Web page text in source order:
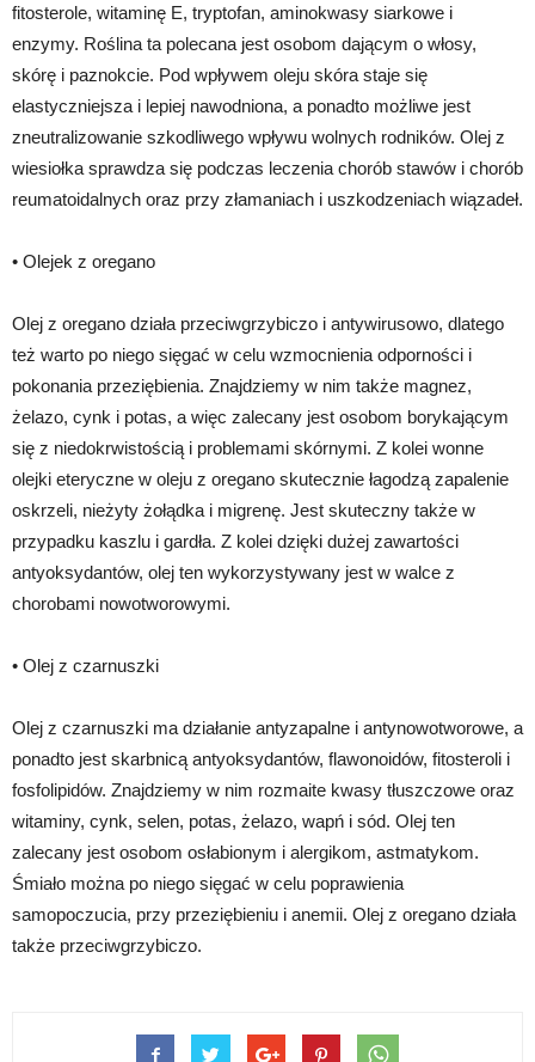
fitosterole, witaminę E, tryptofan, aminokwasy siarkowe i
enzymy. Roślina ta polecana jest osobom dającym o włosy,
skórę i paznokcie. Pod wpływem oleju skóra staje się
elastyczniejsza i lepiej nawodniona, a ponadto możliwe jest
zneutralizowanie szkodliwego wpływu wolnych rodników. Olej z
wiesiołka sprawdza się podczas leczenia chorób stawów i chorób
reumatoidalnych oraz przy złamaniach i uszkodzeniach wiązadeł.
• Olejek z oregano
Olej z oregano działa przeciwgrzybiczo i antywirusowo, dlatego
też warto po niego sięgać w celu wzmocnienia odporności i
pokonania przeziębienia. Znajdziemy w nim także magnez,
żelazo, cynk i potas, a więc zalecany jest osobom borykającym
się z niedokrwistością i problemami skórnymi. Z kolei wonne
olejki eteryczne w oleju z oregano skutecznie łagodzą zapalenie
oskrzeli, nieżyty żołądka i migrenę. Jest skuteczny także w
przypadku kaszlu i gardła. Z kolei dzięki dużej zawartości
antyoksydantów, olej ten wykorzystywany jest w walce z
chorobami nowotworowymi.
• Olej z czarnuszki
Olej z czarnuszki ma działanie antyzapalne i antynowotworowe, a
ponadto jest skarbnicą antyoksydantów, flawonoidów, fitosteroli i
fosfolipidów. Znajdziemy w nim rozmaite kwasy tłuszczowe oraz
witaminy, cynk, selen, potas, żelazo, wapń i sód. Olej ten
zalecany jest osobom osłabionym i alergikom, astmatykom.
Śmiało można po niego sięgać w celu poprawienia
samopoczucia, przy przeziębieniu i anemii. Olej z oregano działa
także przeciwgrzybiczo.